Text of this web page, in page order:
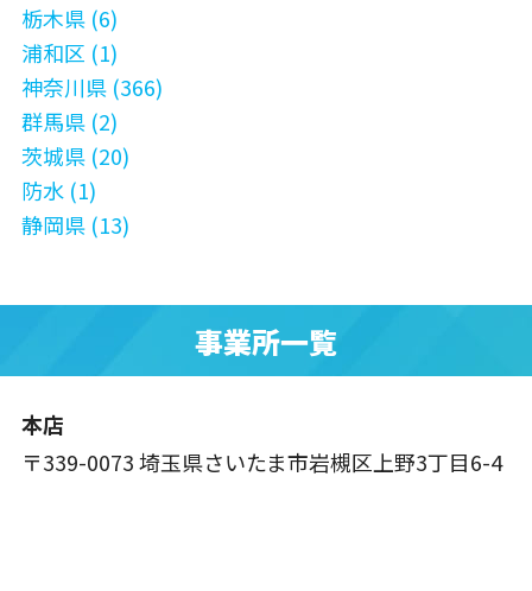
栃木県 (6)
浦和区 (1)
神奈川県 (366)
群馬県 (2)
茨城県 (20)
防水 (1)
静岡県 (13)
事業所一覧
本店
〒339-0073 埼玉県さいたま市岩槻区上野3丁目6-4